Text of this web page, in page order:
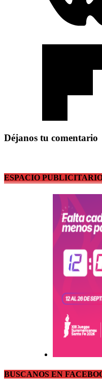
Déjanos tu comentario
ESPACIO
BUSCANOS EN